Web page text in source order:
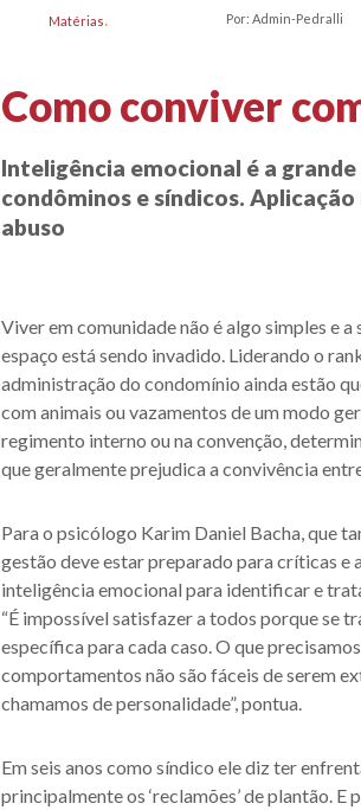
Matérias Por: Admin-Pedralli
Como conviver
Inteligência emocional é a
condôminos e síndicos.
abuso
Viver em comunidade não é algo simples e
espaço está sendo invadido. Liderando o
administração do condomínio ainda estão
com animais ou vazamentos de um modo
regimento interno ou na convenção,
que geralmente prejudica a convivência
Para o psicólogo Karim Daniel Bacha, que
gestão deve estar preparado para críticas e
inteligência emocional para identificar e
“É impossível satisfazer a todos porque se
específica para cada caso. O que
comportamentos não são fáceis de serem
chamamos de personalidade”, pontua.
Em seis anos como síndico ele diz ter
principalmente os ‘reclamões’ de plantão.